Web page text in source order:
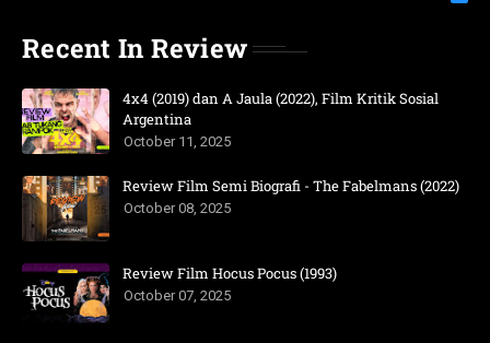
Recent In Review
4x4 (2019) dan A Jaula (2022), Film Kritik Sosial
Argentina
October 11, 2025
Review Film Semi Biografi - The Fabelmans (2022)
October 08, 2025
Review Film Hocus Pocus (1993)
October 07, 2025